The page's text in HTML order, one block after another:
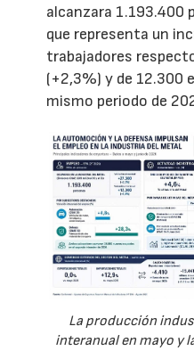
alcanzara 1.193.400
que representa un
trabajadores
(+2,3%) y de 12.300
mismo periodo de
La producción
interanual en mayo y